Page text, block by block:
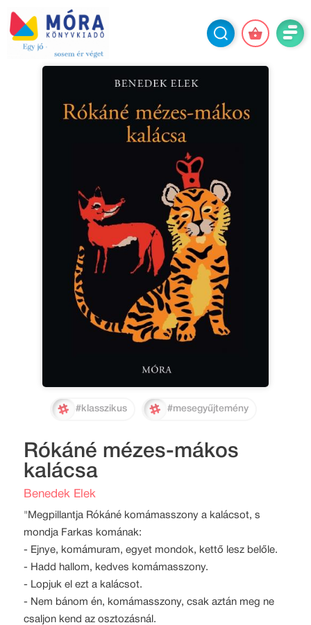
#klasszikus #mesegyűjtemény
Rókáné mézes-mákos
kalácsa
Benedek Elek
"Megpillantja Rókáné komámasszony a kalácsot, s
mondja Farkas komának:
- Ejnye, komámuram, egyet mondok, kettő lesz belőle.
- Hadd hallom, kedves komámasszony.
- Lopjuk el ezt a kalácsot.
- Nem bánom én, komámasszony, csak aztán meg ne
csaljon kend az osztozásnál.